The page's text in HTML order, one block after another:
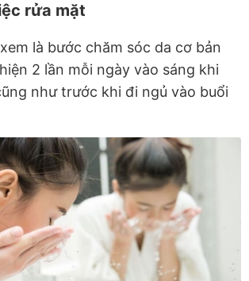
rửa mặt
là bước chăm sóc da cơ bản
2 lần mỗi ngày vào sáng khi
như trước khi đi ngủ vào buổi